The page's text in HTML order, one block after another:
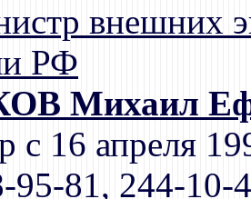
внешних
РФ
Михаил
с 16 апреля
95-81, 244-10-